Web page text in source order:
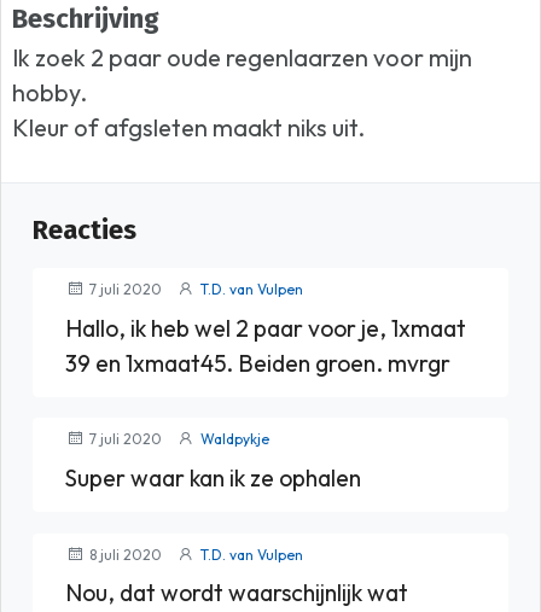
Beschrijving
Ik zoek 2 paar oude regenlaarzen voor mijn
hobby.
Kleur of afgsleten maakt niks uit.
Reacties
7 juli 2020 T.D. van Vulpen
Hallo, ik heb wel 2 paar voor je, 1xmaat
39 en 1xmaat45. Beiden groen. mvrgr
7 juli 2020 Waldpykje
Super waar kan ik ze ophalen
8 juli 2020 T.D. van Vulpen
Nou, dat wordt waarschijnlijk wat